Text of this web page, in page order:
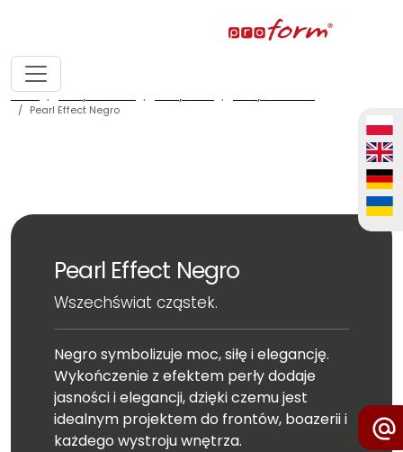
home fronty meblowe
Pearl Effect Negro
Pearl Effect Negro
Wszechświat cząstek.
Negro symbolizuje moc, siłę i elegancję.
Wykończenie z efektem perły dodaje
jasności i elegancji, dzięki czemu jest
idealnym projektem do frontów, boazerii i
każdego wystroju wnętrza.